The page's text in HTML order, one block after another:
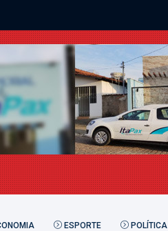
ESPORTE POLÍTICA